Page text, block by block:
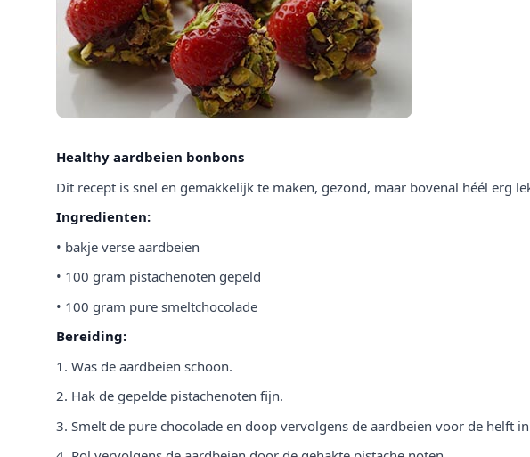
Healthy aardbeien bonbons
Dit recept is snel en gemakkelijk te maken, gezond, maar bovenal héél erg
Ingredienten:
• bakje verse aardbeien
• 100 gram pistachenoten gepeld
• 100 gram pure smeltchocolade
Bereiding:
1. Was de aardbeien schoon.
2. Hak de gepelde pistachenoten fijn.
3. Smelt de pure chocolade en doop vervolgens de aardbeien voor de helft